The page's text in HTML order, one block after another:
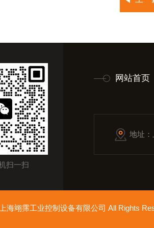
扫一扫
网站首页
地址
海翊霈工业控制设备有限公司 All Rights